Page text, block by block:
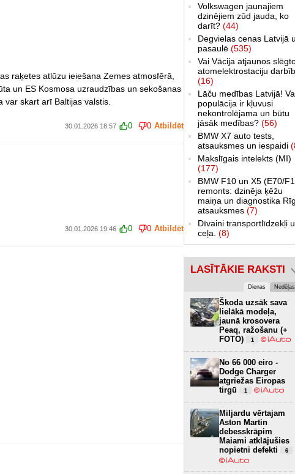
raķetes atlūzu ieiešana Zemes atmosfērā,
un ES Kosmosa uzraudzības un sekošanas
skart arī Baltijas valstis.
30.01.2026 18:57 0 0 Atbildēt
30.01.2026 19:46 0 0 Atbildēt
Volkswagen jaunajiem
dzinējiem zūd jauda, ko
darīt? (44)
Degvielas cenas Latvijā
pasaulē (535)
Vai Vācija atjaunos
atomelektrostaciju
(16)
Lāču medības Latvijā!
populācija ir kļuvusi
nekontrolējama un būtu
jāsāk medības? (56)
BMW X7 auto tests,
atsauksmes un iespaidi
Makslīgais intelekts (MI)
(177)
BMW F10 un X5 (E70/
remonts: dzinēja ķēžu
maiņa un diagnostika
atsauksmes (7)
Dīvaini transportlīdzekļi
ceļa. (8)
LASĪTĀKIE RAKSTI
Dienas Nedēļas
Škoda uzsāk sava
lielākā modeļa,
jaunā krosovera
Peaq, ražošanu (+
FOTO)
1
No 66 000 eiro -
Dodge Charger
atgriežas Eiropas
tirgū
1
Miljardu vērtajam
Aston Martin
debesskrāpim
Maiami atklājušies
nopietni defekti
6